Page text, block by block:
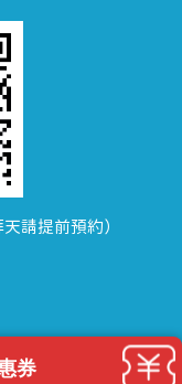
請提前預約）
15樓（迎賓廣
券